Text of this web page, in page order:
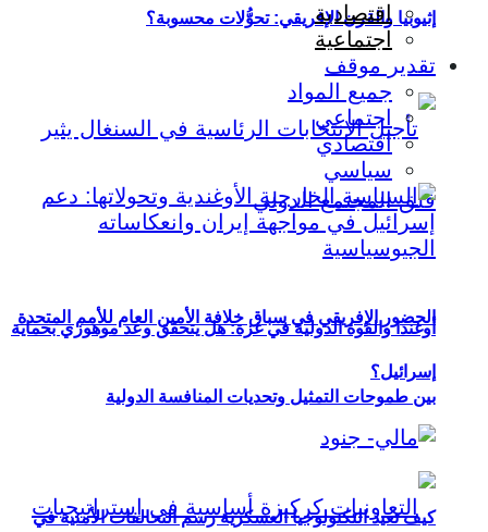
إثيوبيا والقرن الإفريقي: تحوُّلات محسوبة؟
الحضور الإفريقي في سباق خلافة الأمين العام للأمم المتحدة
بين طموحات التمثيل وتحديات المنافسة الدولية
اقتصادية
اجتماعية
تقدير موقف
جميع المواد
اجتماعي
اقتصادي
سياسي
أوغندا والقوة الدولية في غزة: هل يتحقق وعد موهوزي بحماية
إسرائيل؟
كيف تعيد التكنولوجيا العسكرية رسم التحالفات الأمنية في